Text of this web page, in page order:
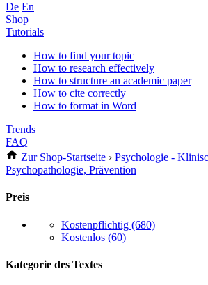
De En
Shop
Tutorials
How to find your topic
How to research effectively
How to structure an academic paper
How to cite correctly
How to format in Word
Trends
FAQ
Zur Shop-Startseite › Psychologie -
Psychopathologie, Prävention
Preis
Kostenpflichtig (680)
Kostenlos (60)
Kategorie des Textes